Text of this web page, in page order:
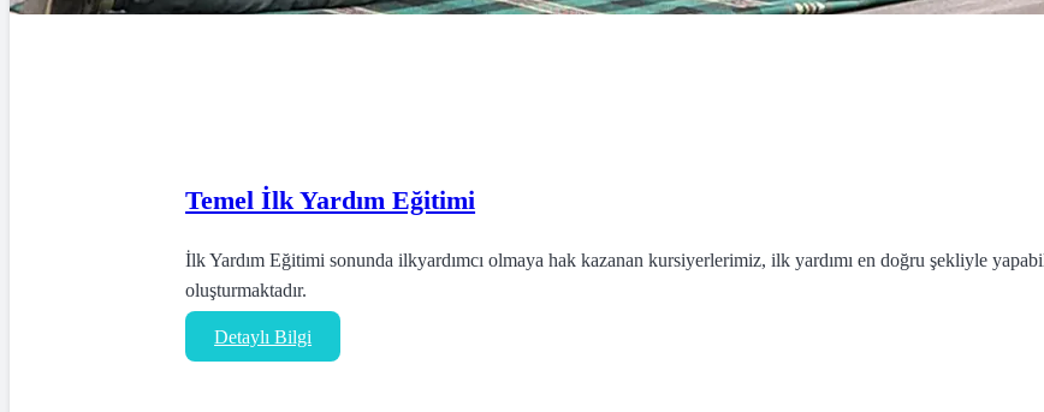
Temel İlk Yardım Eğitimi
İlk Yardım Eğitimi sonunda ilkyardımcı olmaya hak kazanan kursiyerlerimiz, ilk yardımı en doğru şekliyle
oluşturmaktadır.
Detaylı Bilgi